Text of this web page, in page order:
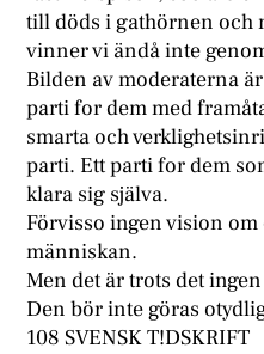
till döds i gathörnen och
vinner vi ändå inte
Bilden av moderaterna
parti for dem med
smarta och
parti. Ett parti for dem
klara sig själva.
Förvisso ingen vision
människan.
Men det är trots det
Den bör inte göras
108 SVENSK T!DSKRIFT